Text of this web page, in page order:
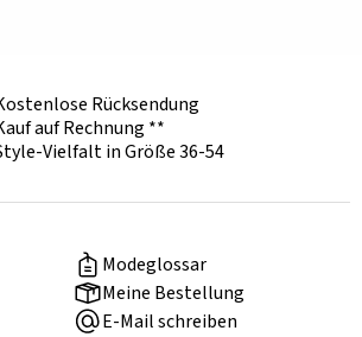
Rücksendung
auf Rechnung **
Vielfalt in Größe 36-54
Modeglossar
Meine Bestellung
E-Mail schreiben